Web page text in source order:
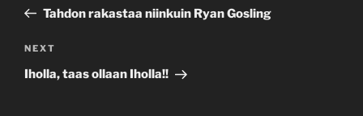
PostTahdon rakastaa niinkuin Ryan Gosling
Next
Post
NEXT
Iholla, taas ollaan Iholla!!